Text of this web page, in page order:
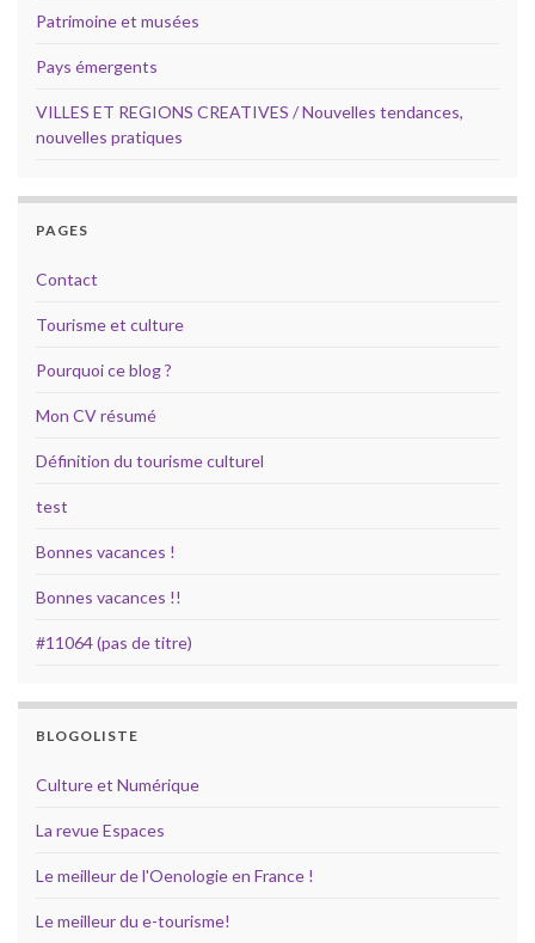
Patrimoine et musées
Pays émergents
VILLES ET REGIONS CREATIVES / Nouvelles tendances,
nouvelles pratiques
PAGES
Contact
Tourisme et culture
Pourquoi ce blog ?
Mon CV résumé
Définition du tourisme culturel
test
Bonnes vacances !
Bonnes vacances !!
#11064 (pas de titre)
BLOGOLISTE
Culture et Numérique
La revue Espaces
Le meilleur de l'Oenologie en France !
Le meilleur du e-tourisme!